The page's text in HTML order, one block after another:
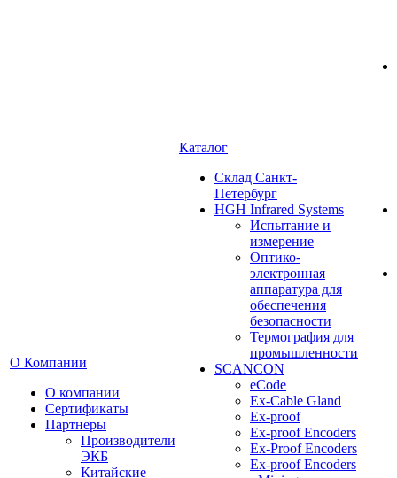
О Компании
О компании
Сертификаты
Партнеры
Производители
ЭКБ
Китайские
Каталог
Cклад Санкт-
Петербург
HGH Infrared Systems
Испытание и
измерение
Оптико-
электронная
аппаратура для
обеспечения
безопасности
Термография для
промышленности
SCANCON
eCode
Ex-Cable Gland
Ex-proof
Ex-proof Encoders
Ex-Proof Encoders
Ex-proof Encoders